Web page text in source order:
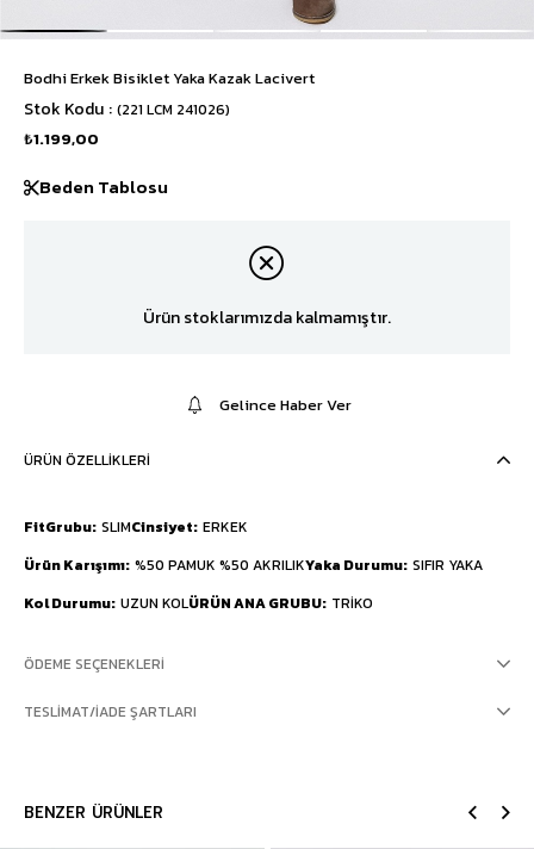
Bodhi Erkek Bisiklet Yaka Kazak Lacivert
Stok Kodu (221 LCM 241026)
₺1.199,00
Beden Tablosu
Ürün stoklarımızda kalmamıştır.
Gelince Haber Ver
ÜRÜN ÖZELLIKLERI
FitGrubu SLIMCinsiyet ERKEK
Ürün Karışımı %50 PAMUK %50 AKRILIKYaka Durumu SIFIR YAKA
Kol Durumu UZUN KOLÜRÜN ANA GRUBU TRİKO
ÖDEME SEÇENEKLERI
TESLIMAT/İADE ŞARTLARI
BENZER ÜRÜNLER